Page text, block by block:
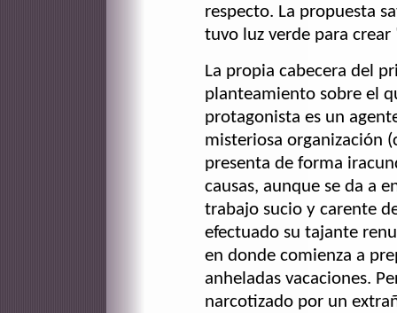
respecto. La propuesta
tuvo luz verde para crear
La propia cabecera del
planteamiento sobre el
protagonista es un
misteriosa organización
presenta de forma
causas, aunque se da a
trabajo sucio y carente
efectuado su tajante
en donde comienza a
anheladas vacaciones.
narcotizado por un